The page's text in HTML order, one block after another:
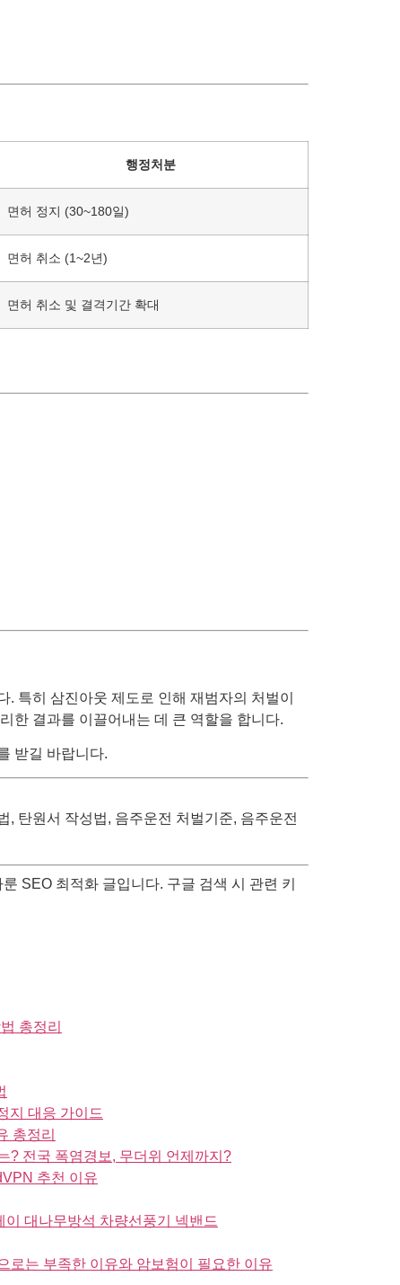
행정처분
면허 정지 (30~180일)
면허 취소 (1~2년)
면허 취소 및 결격기간 확대
특히 삼진아웃 제도로 인해 재범자의 처벌이
한 결과를 이끌어내는 데 큰 역할을 합니다.
받길 바랍니다.
, 탄원서 작성법, 음주운전 처벌기준, 음주운전
SEO 최적화 글입니다. 구글 검색 시 관련 키
총정리
지 대응 가이드
총정리
? 전국 폭염경보, 무더위 언제까지?
추천 이유
대나무방석 차량선풍기 넥밴드
로는 부족한 이유와 암보험이 필요한 이유